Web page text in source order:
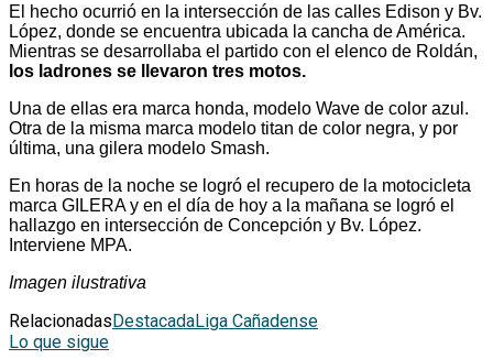
El hecho ocurrió en la intersección de las calles Edison y Bv.
López, donde se encuentra ubicada la cancha de América.
Mientras se desarrollaba el partido con el elenco de Roldán,
los ladrones se llevaron tres motos.
Una de ellas era marca honda, modelo Wave de color azul.
Otra de la misma marca modelo titan de color negra, y por
última, una gilera modelo Smash.
En horas de la noche se logró el recupero de la motocicleta
marca GILERA y en el día de hoy a la mañana se logró el
hallazgo en intersección de Concepción y Bv. López.
Interviene MPA.
Imagen ilustrativa
RelacionadasDestacadaLiga Cañadense
Lo que sigue